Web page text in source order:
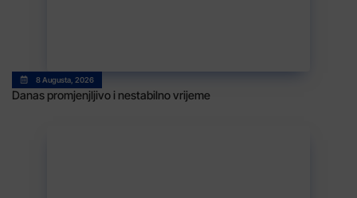
8 Augusta, 2026
Danas promjenjljivo i nestabilno vrijeme